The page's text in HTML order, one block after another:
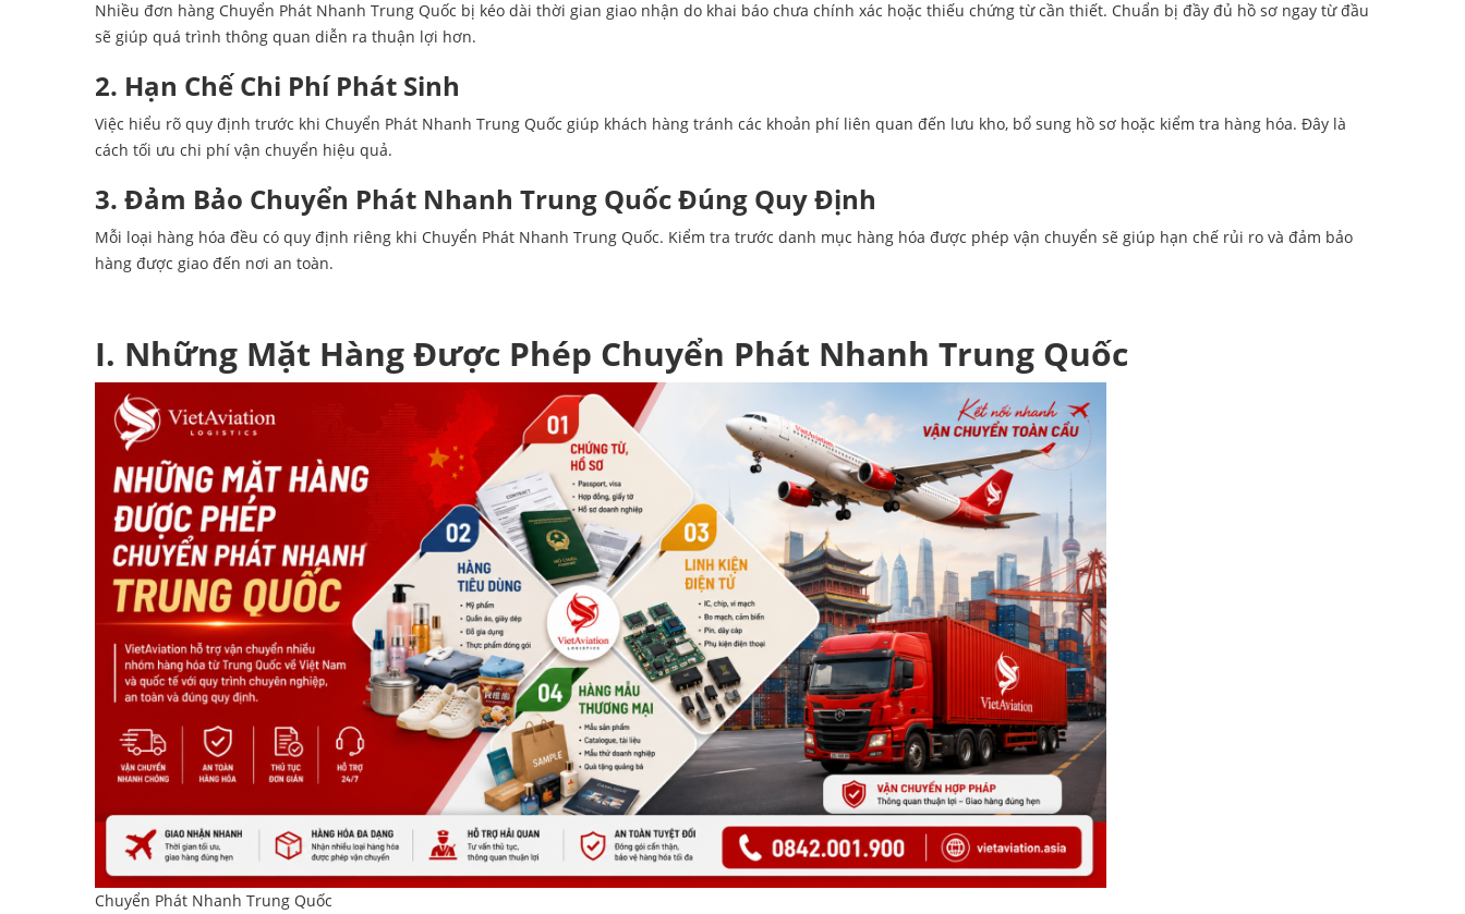
Nhiều đơn hàng Chuyển Phát Nhanh Trung Quốc bị kéo dài thời gian giao nhận do khai báo chưa chính xác hoặc thiếu chứng từ cần thiết. Chuẩn bị đầy đủ hồ sơ ngay từ đầu
sẽ giúp quá trình thông quan diễn ra thuận lợi hơn.
2. Hạn Chế Chi Phí Phát Sinh
Việc hiểu rõ quy định trước khi Chuyển Phát Nhanh Trung Quốc giúp khách hàng tránh các khoản phí liên quan đến lưu kho, bổ sung hồ sơ hoặc kiểm tra hàng hóa. Đây là
cách tối ưu chi phí vận chuyển hiệu quả.
3. Đảm Bảo Chuyển Phát Nhanh Trung Quốc Đúng Quy Định
Mỗi loại hàng hóa đều có quy định riêng khi Chuyển Phát Nhanh Trung Quốc. Kiểm tra trước danh mục hàng hóa được phép vận chuyển sẽ giúp hạn chế rủi ro và đảm bảo
hàng được giao đến nơi an toàn.
I. Những Mặt Hàng Được Phép Chuyển Phát Nhanh Trung Quốc
Chuyển Phát Nhanh Trung Quốc